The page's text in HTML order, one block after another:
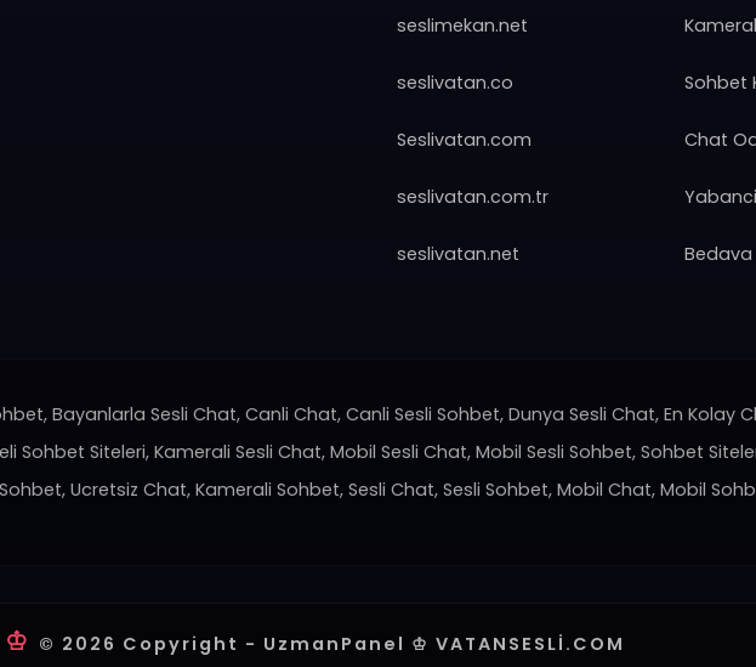
seslimekan.net
seslivatan.co
Seslivatan.com
seslivatan.com.tr
seslivatan.net
Sohbet
Chat
Bayanlarla Sesli Chat, Canli Chat, Canli Sesli Sohbet, Dunya Sesli Chat, En Kolay
Sohbet Siteleri, Kamerali Sesli Chat, Mobil Sesli Chat, Mobil Sesli Sohbet, Sohbet
Ucretsiz Chat, Kamerali Sohbet, Sesli Chat, Sesli Sohbet, Mobil Chat, Mobil
© 2026 Copyright - UzmanPanel ♔ VATANSESLİ.COM